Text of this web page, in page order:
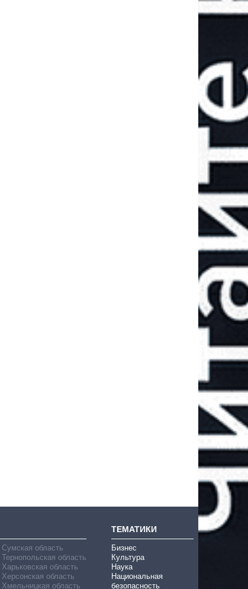
Сумская область
Тернопольская область
Харьковская область
Херсонская область
Хмельницкая область
ТЕМАТИКИ
Бизнес
Культура
Наука
Национальная
безопасность